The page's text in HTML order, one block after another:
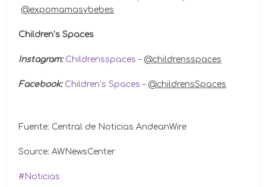
@expomamasybebes
Children’s Spaces
Instagram: Childrensspaces – @childrensspaces
Facebook: Children’s Spaces – @childrensSpaces
Fuente: Central de Noticias AndeanWire
Source: AWNewsCenter
Noticias